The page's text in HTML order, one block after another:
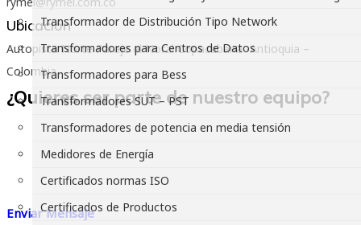
Transformador de Distribución Tipo Network
Transformadores para Centros de Datos
Transformadores para Bess
Transformadores SUT – PST
Transformadores de potencia en media tensión
Medidores de Energía
Certificados normas ISO
Certificados de Productos
Ubicación
Autopista Norte Paraje el Noral Copacabana -Antioquia –
Colombia
¿Quieres ser parte de nuestro equipo?
Creemos en la grandeza de las personas. Estamos convencidos
de que trabajar en el lugar adecuado, de acuerdo con tus
Enviar Mensaje